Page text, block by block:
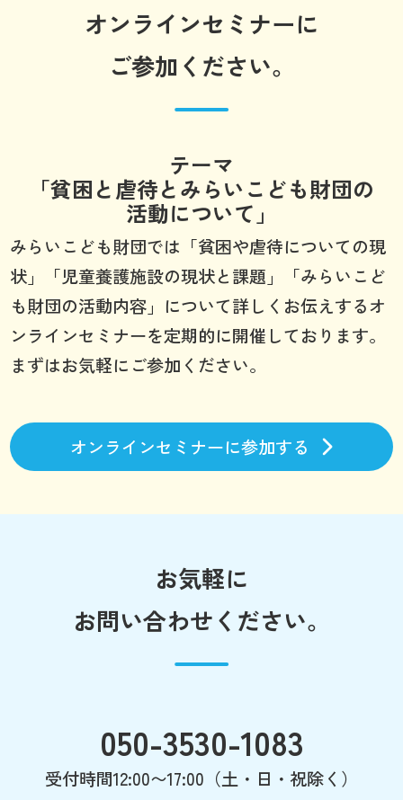
オンラインセミナーに
ご参加ください。
テーマ
「貧困と虐待とみらいこども財団の
活動について」
みらいこども財団では「貧困や虐待についての現
状」「児童養護施設の現状と課題」「みらいこど
も財団の活動内容」について詳しくお伝えするオ
ンラインセミナーを定期的に開催しております。
まずはお気軽にご参加ください。
オンラインセミナーに参加する
お気軽に
お問い合わせください。
050-3530-1083
受付時間12:00〜17:00（土・日・祝除く）